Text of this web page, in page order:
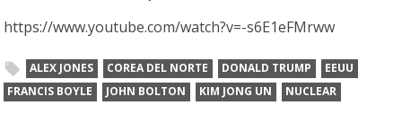
https://www.youtube.com/watch?v=-s6E1eFMrww
ALEX JONES COREA DEL NORTE DONALD TRUMP
EEUU
FRANCIS BOYLE
JOHN BOLTON KIM JONG UN NUCLEAR